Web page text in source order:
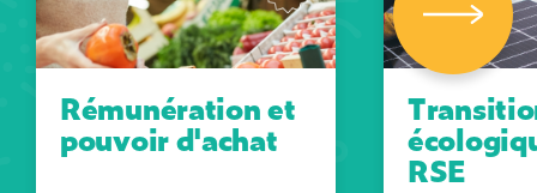
Rémunération et
pouvoir d'achat
RSE